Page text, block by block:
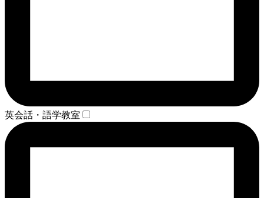
英会話・語学教室